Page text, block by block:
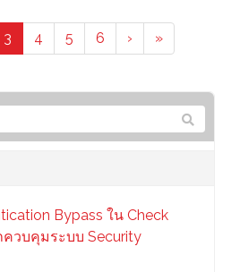
3 4 5 6 › »
Bypass ใน Check
ควบคุมระบบ Security